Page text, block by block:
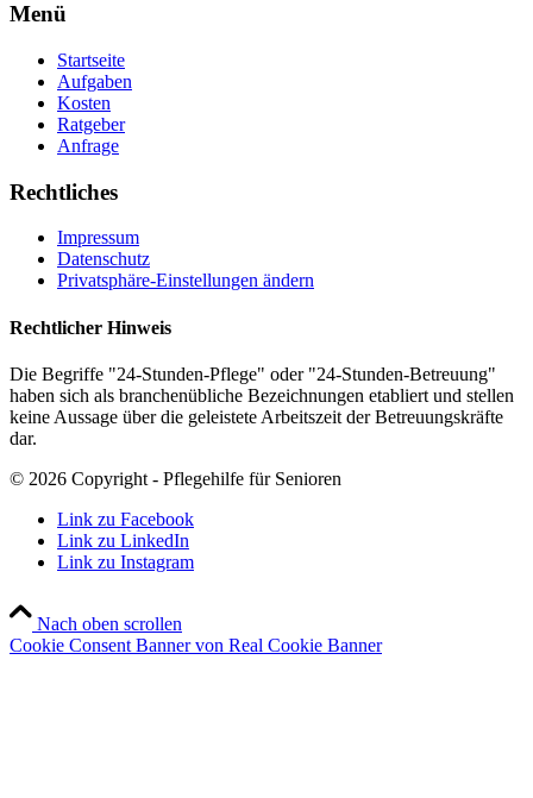
Menü
Startseite
Aufgaben
Kosten
Ratgeber
Anfrage
Rechtliches
Impressum
Datenschutz
Privatsphäre-Einstellungen ändern
Rechtlicher Hinweis
Die Begriffe "24-Stunden-Pflege" oder "24-Stunden-Betreuung"
haben sich als branchenübliche Bezeichnungen etabliert und stellen
keine Aussage über die geleistete Arbeitszeit der Betreuungskräfte
dar.
© 2026 Copyright - Pflegehilfe für Senioren
Link zu Facebook
Link zu LinkedIn
Link zu Instagram
Nach oben scrollen
Cookie Consent Banner von Real Cookie Banner